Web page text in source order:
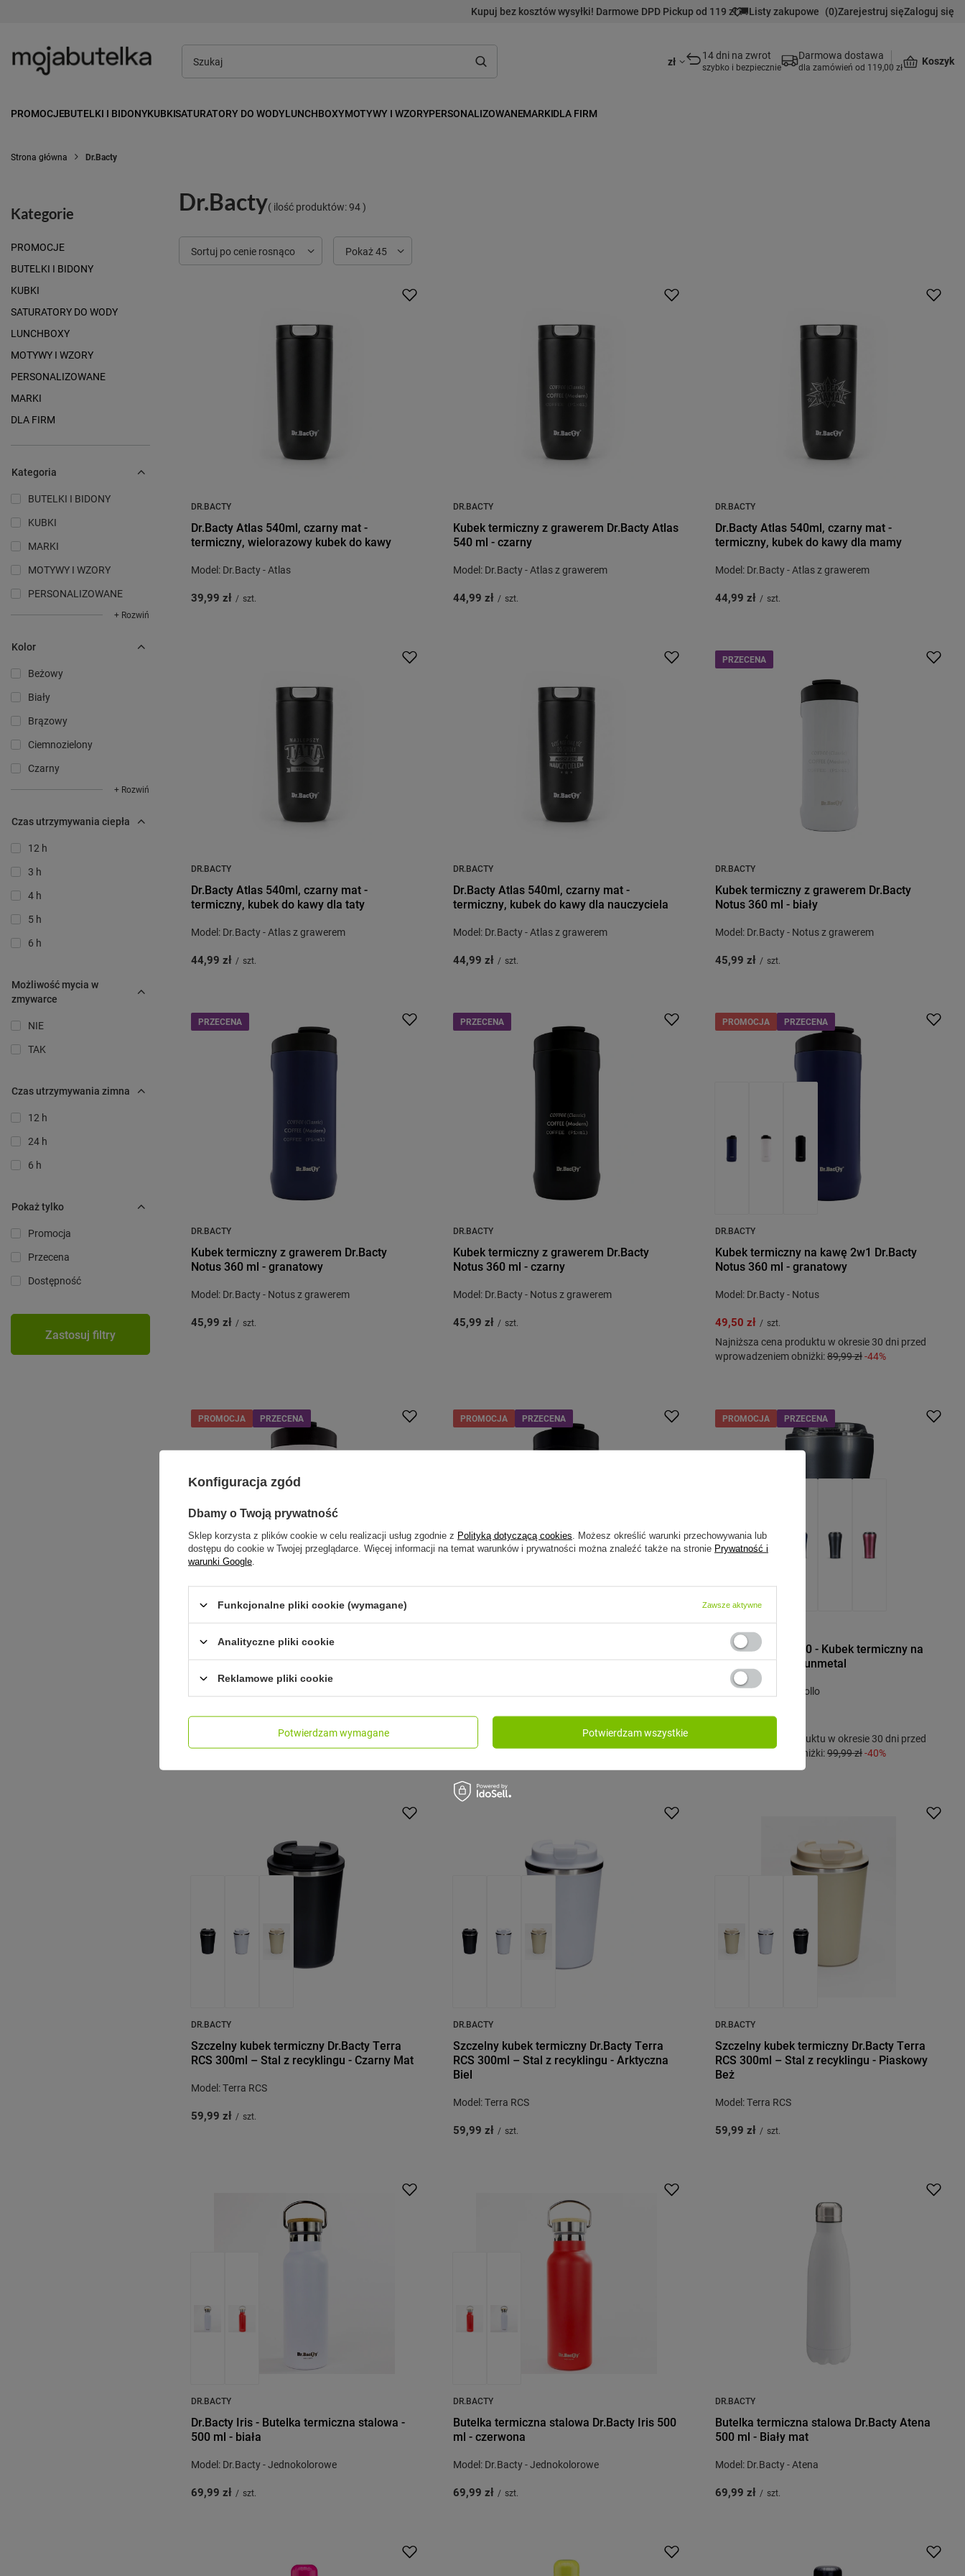
Kupuj bez kosztów wysyłki! Darmowe DPD Pickup od 119 zł 🚚Listy zakupowe (0)Zarejestruj sięZaloguj się
zł 14 dni na zwrot
szybko i bezpiecznie
Darmowa dostawa
dla zamówień od 119,00 zł Koszyk
PROMOCJEBUTELKI I BIDONYKUBKISATURATORY DO WODYLUNCHBOXYMOTYWY I WZORYPERSONALIZOWANEMARKIDLA FIRM
Strona główna Dr.Bacty
Kategorie
PROMOCJE
BUTELKI I BIDONY
KUBKI
SATURATORY DO WODY
LUNCHBOXY
MOTYWY I WZORY
PERSONALIZOWANE
MARKI
DLA FIRM
Kategoria
BUTELKI I BIDONY
KUBKI
MARKI
MOTYWY I WZORY
PERSONALIZOWANE
+ Rozwiń
Kolor
Beżowy
Biały
Brązowy
Ciemnozielony
Czarny
+ Rozwiń
Czas utrzymywania ciepła
12 h
3 h
4 h
5 h
6 h
Możliwość mycia w
zmywarce
NIE
TAK
Czas utrzymywania zimna
12 h
24 h
6 h
Pokaż tylko
Promocja
Przecena
Dostępność
Zastosuj filtry
Dr.Bacty( ilość produktów:94)
Zmień sortowanie
Sortuj po cenie rosnąco Zmień ilość wyświetlanych produktów
Pokaż 45
DR.BACTY
Dr.Bacty Atlas 540ml, czarny mat -
termiczny, wielorazowy kubek do kawy
Model: Dr.Bacty - Atlas
39,99 zł / szt.
DR.BACTY
Kubek termiczny z grawerem Dr.Bacty Atlas
540 ml - czarny
Model: Dr.Bacty - Atlas z grawerem
44,99 zł / szt.
DR.BACTY
Dr.Bacty Atlas 540ml, czarny mat -
termiczny, kubek do kawy dla mamy
Model: Dr.Bacty - Atlas z grawerem
44,99 zł / szt.
DR.BACTY
Dr.Bacty Atlas 540ml, czarny mat -
termiczny, kubek do kawy dla taty
Model: Dr.Bacty - Atlas z grawerem
44,99 zł / szt.
DR.BACTY
Dr.Bacty Atlas 540ml, czarny mat -
termiczny, kubek do kawy dla nauczyciela
Model: Dr.Bacty - Atlas z grawerem
44,99 zł / szt.
PRZECENA
DR.BACTY
Kubek termiczny z grawerem Dr.Bacty
Notus 360 ml - biały
Model: Dr.Bacty - Notus z grawerem
45,99 zł / szt.
PRZECENA
DR.BACTY
Kubek termiczny z grawerem Dr.Bacty
Notus 360 ml - granatowy
Model: Dr.Bacty - Notus z grawerem
45,99 zł / szt.
PRZECENA
DR.BACTY
Kubek termiczny z grawerem Dr.Bacty
Notus 360 ml - czarny
Model: Dr.Bacty - Notus z grawerem
45,99 zł / szt.
PROMOCJA PRZECENA
DR.BACTY
Kubek termiczny na kawę 2w1 Dr.Bacty
Notus 360 ml - granatowy
Model: Dr.Bacty - Notus
49,50 zł / szt.
Najniższa cena produktu w okresie 30 dni przed
wprowadzeniem obniżki:89,99 zł-44%
PROMOCJA PRZECENA
Dr.Bacty Notus - Kubek termiczny na kawę
49,50 zł / szt.
Najniższa cena produktu w okresie 30 dni przed
wprowadzeniem obniżki:89,99 zł-44%
PROMOCJA PRZECENA
55,00 zł / szt.
Najniższa cena produktu w okresie 30 dni przed
wprowadzeniem obniżki:89,99 zł-38%
PROMOCJA PRZECENA
Dr.Bacty Apollo 2.0 - Kubek termiczny na
kawę - 360 ml - Gunmetal
Model: Dr.Bacty - Apollo
59,99 zł / szt.
Najniższa cena produktu w okresie 30 dni przed
wprowadzeniem obniżki:99,99 zł-40%
DR.BACTY
Szczelny kubek termiczny Dr.Bacty Terra
RCS 300ml – Stal z recyklingu - Czarny Mat
Model: Terra RCS
59,99 zł / szt.
DR.BACTY
Szczelny kubek termiczny Dr.Bacty Terra
RCS 300ml – Stal z recyklingu - Arktyczna
Biel
Model: Terra RCS
59,99 zł / szt.
DR.BACTY
Szczelny kubek termiczny Dr.Bacty Terra
RCS 300ml – Stal z recyklingu - Piaskowy
Beż
Model: Terra RCS
59,99 zł / szt.
DR.BACTY
Dr.Bacty Iris - Butelka termiczna stalowa -
500 ml - biała
Model: Dr.Bacty - Jednokolorowe
69,99 zł / szt.
DR.BACTY
Butelka termiczna stalowa Dr.Bacty Iris 500
ml - czerwona
Model: Dr.Bacty - Jednokolorowe
69,99 zł / szt.
DR.BACTY
Butelka termiczna stalowa Dr.Bacty Atena
500 ml - Biały mat
Model: Dr.Bacty - Atena
69,99 zł / szt.
Konfiguracja zgód
Dbamy o Twoją prywatność
Sklep korzysta z plików cookie w celu realizacji usług zgodnie z Polityką dotyczącą cookies . Możesz określić warunki przechowywania lub
dostępu do cookie w Twojej przeglądarce. Więcej informacji na temat warunków i prywatności można znaleźć także na stronie Prywatność i
warunki Google
Funkcjonalne pliki cookie (wymagane) Zawsze aktywne
Analityczne pliki cookie
Reklamowe pliki cookie
Potwierdzam wymagane Potwierdzam wszystkie